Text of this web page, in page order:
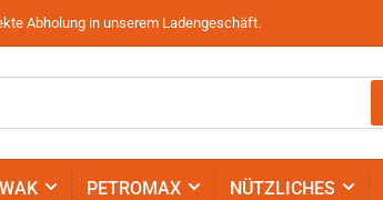
Abholung in unserem Ladengeschäft.
PETROMAX NÜTZLICHES